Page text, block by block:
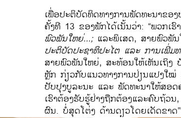
ເພື່ອປະຕິບັດ​ທິດ​ທາງ​ການ​ພັດທະນາ​ຂອ
ຄັ້ງ​ທີ 13 ຂອງ​ພັກ​​ໄດ້ເນັ້ນ​ວ່າ: “ພວກ​ເ
ພົວພັນ​ໃຫຍ່...; ແລະພິ​ເສດ, ສາຍ​ພົວພັ
ປະຕິບັດ​ປະຊາທິປະ​ໄຕ ​ແລະ ການ​ເພີ່ມ​
ສາຍ​ພົວພັນ​ໃຫຍ່, ສະ​ທ້ອນ​ໃຫ້​ເຫັນ​​ເຖິງ
ຫຼັກ​ ກ່ຽວ​ກັບ​ແນວທາງ​ການ​ປ່ຽນ​ແປງ​ໃໝ່
ປັບປຸງ​ບູລະນະ ແລະ ພັດທະນາ​ໃຫ້​ສອດ
ເຮົາ​ຕ້ອງ​ຮັບ​ຮູ້​ຢ່າງ​ຖືກຕ້ອງ​ແລະ​ຄົບ​ຖ້ວ
ຜົນ. ບໍ່​ສຸດ​ໂຕ່ງ ດ້ານ​ດຽວ​ໂດຍ​ເດັດຂາດ”